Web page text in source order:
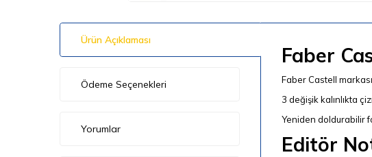
Ürün Açıklaması
Ödeme Seçenekleri
Yorumlar
Faber
Faber Castell
3 değişik kalınlıkta
Yeniden doldurabilir
Editör